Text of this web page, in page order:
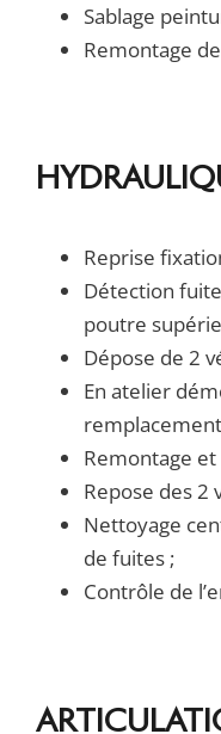
Sablage
Remontage
Reprise
Détection
poutre
Dépose de 2
En atelier
Remontage et
Repose des 2
Nettoyage
de fuites ;
Contrôle de